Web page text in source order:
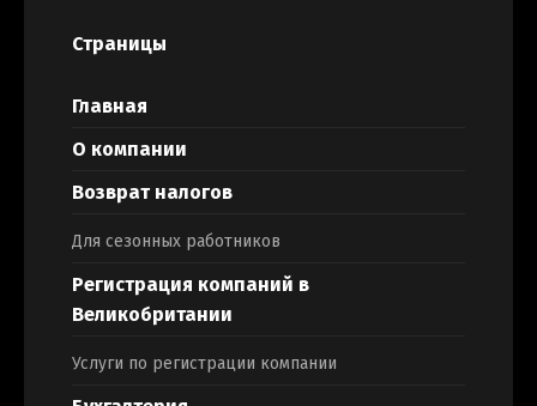
Страницы
Главная
О компании
Возврат налогов
Для сезонных работников
Регистрация компаний в
Великобритании
Услуги по регистрации компании